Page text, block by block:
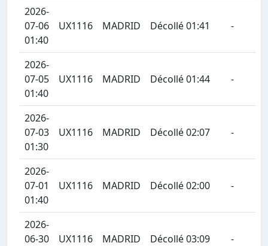
2026-
07-06
01:40
UX1116 MADRID Décollé 01:41 -
2026-
07-05
01:40
UX1116 MADRID Décollé 01:44 -
2026-
07-03
01:30
UX1116 MADRID Décollé 02:07 -
2026-
07-01
01:40
UX1116 MADRID Décollé 02:00 -
2026-
06-30
UX1116 MADRID Décollé 03:09 -